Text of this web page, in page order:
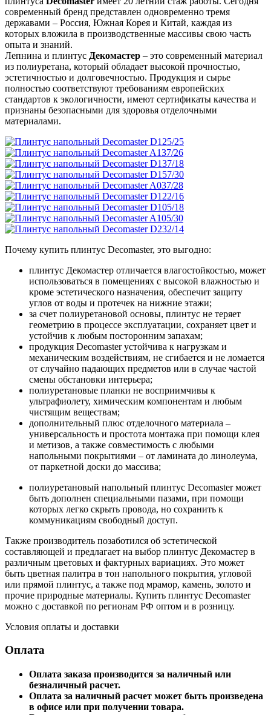
современный бренд представлен одновременно тремя
державами – Россия, Южная Корея и Китай, каждая из
которых вложила в производственные массивы свою часть
опыта и знаний.
Лепнина и плинтус Декомастер – это современный материал
из полиуретана, который обладает высокой прочностью,
эстетичностью и долговечностью. Продукция и сырье
полностью соответствуют требованиям европейских
стандартов к экологичности, имеют сертификаты качества и
признаны безопасными для здоровья отделочными
материалами.
Почему купить плинтус Decomaster, это выгодно:
плинтус Декомастер отличается влагостойкостью, может
использоваться в помещениях с высокой влажностью и
кроме эстетического назначения, обеспечит защиту
углов от воды и протечек на нижние этажи;
за счет полиуретановой основы, плинтус не теряет
геометрию в процессе эксплуатации, сохраняет цвет и
устойчив к любым посторонним запахам;
продукция Decomaster устойчива к нагрузкам и
механическим воздействиям, не сгибается и не ломается
от случайно падающих предметов или в случае частой
смены обстановки интерьера;
полиуретановые планки не восприимчивы к
ультрафиолету, химическим компонентам и любым
чистящим веществам;
дополнительный плюс отделочного материала –
универсальность и простота монтажа при помощи клея
и метизов, а также совместимость с любыми
напольными покрытиями – от ламината до линолеума,
от паркетной доски до массива;
полиуретановый напольный плинтус Decomaster может
быть дополнен специальными пазами, при помощи
которых легко скрыть провода, но сохранить к
коммуникациям свободный доступ.
Также производитель позаботился об эстетической
составляющей и предлагает на выбор плинтус Декомастер в
различным цветовых и фактурных вариациях. Это может
быть цветная палитра в тон напольного покрытия, угловой
или прямой плинтус, а также под мрамор, камень, золото и
прочие природные материалы. Купить плинтус Decomaster
можно с доставкой по регионам РФ оптом и в розницу.
Условия оплаты и доставки
Оплата
Оплата заказа производится за наличный или
безналичный расчет.
Оплата за наличный расчет может быть произведена
в офисе или при получении товара.